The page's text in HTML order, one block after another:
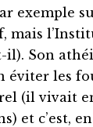
exemple
mais
il). Son
éviter les
(il vivait
et c’est,